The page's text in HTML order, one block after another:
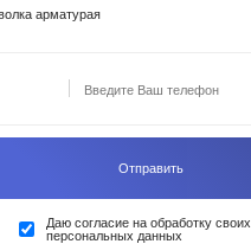
арматурая
Даю согласие на обработку своих
персональных данных